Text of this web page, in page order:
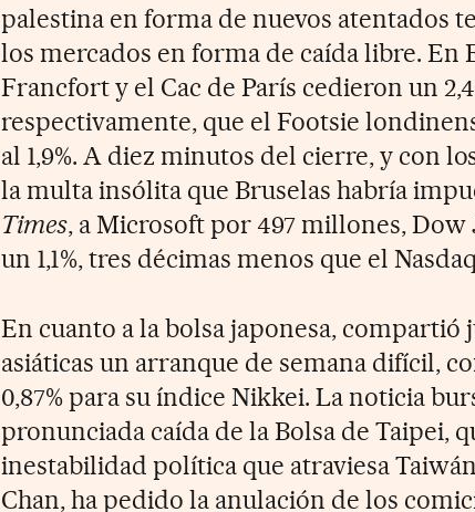
palestina en forma de nuevos atentados
los mercados en forma de caída libre. En
Francfort y el Cac de París cedieron un 2,4
respectivamente, que el Footsie
al 1,9%. A diez minutos del cierre, y con
la multa insólita que Bruselas habría
Times, a Microsoft por 497 millones, Dow
un 1,1%, tres décimas menos que el
En cuanto a la bolsa japonesa, compartió
asiáticas un arranque de semana difícil,
0,87% para su índice Nikkei. La noticia
pronunciada caída de la Bolsa de Taipei,
inestabilidad política que atraviesa
Chan, ha pedido la anulación de los